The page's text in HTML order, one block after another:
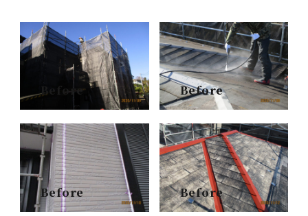
Before Before
Before Before